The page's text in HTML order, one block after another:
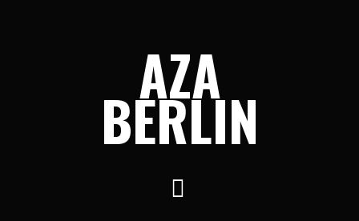
AZA
BERLIN